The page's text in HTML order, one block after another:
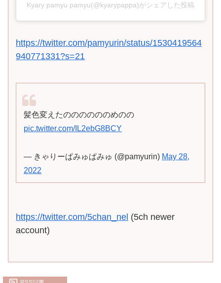
Kyary pamyu pamyu(@kyarypappa)がシェアした投稿
https://twitter.com/pamyurin/status/1530419564
940771331?s=21
髪色変えたののののののめのの
pic.twitter.com/IL2ebG8BCY
— きゃりーぱみゅぱみゅ (@pamyurin) May 28,
2022
https://twitter.com/5chan_nel (5ch newer
account)